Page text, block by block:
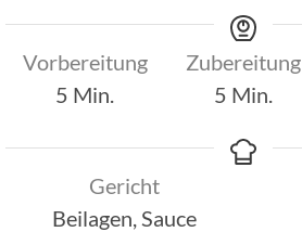
Vorbereitung
5 Minuten
Min.
Zubereitung
5 Minuten
Min.
Gericht
Beilagen, Sauce